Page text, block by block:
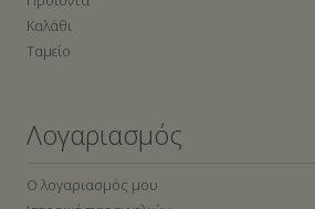
Καλάθι
Ταμείο
Λογαριασμός
Ο λογαριασμός μου